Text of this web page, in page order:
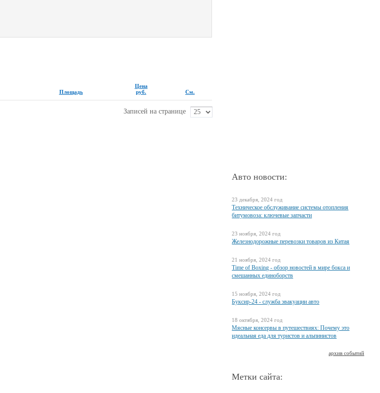
Площадь
Цена
руб.
См.
Записей на странице
Авто новости:
23 декабря, 2024 год
Техническое обслуживание системы отопления
битумовоза: ключевые запчасти
23 ноября, 2024 год
Железнодорожные перевозки товаров из Китая
21 ноября, 2024 год
Time of Boxing - обзор новостей в мире бокса и
смешанных единоборств
15 ноября, 2024 год
Буксир-24 - служба эвакуации авто
18 октября, 2024 год
Мясные консервы в путешествиях: Почему это
идеальная еда для туристов и альпинистов
архив событий
Метки сайта: